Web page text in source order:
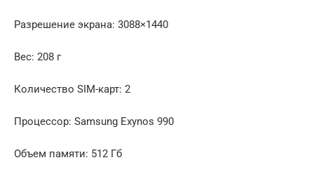
Разрешение экрана: 3088×1440
Вес: 208 г
Количество SIM-карт: 2
Процессор: Samsung Exynos 990
Объем памяти: 512 Гб